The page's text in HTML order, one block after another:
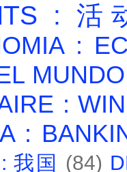
: 活
:
:
:
我国 (84)